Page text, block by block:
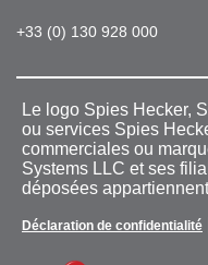
+33 (0) 130 928 000
Le logo Spies Hecker,
ou services Spies
commerciales ou
Systems LLC et ses
déposées
Déclaration de confidentialité